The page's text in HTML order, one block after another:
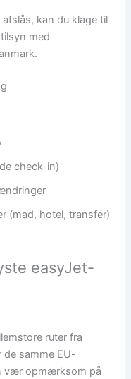
kan du klage til
med
check-in)
(mad, hotel, transfer)
easyJet-
ruter fra
samme EU-
vær opmærksom på